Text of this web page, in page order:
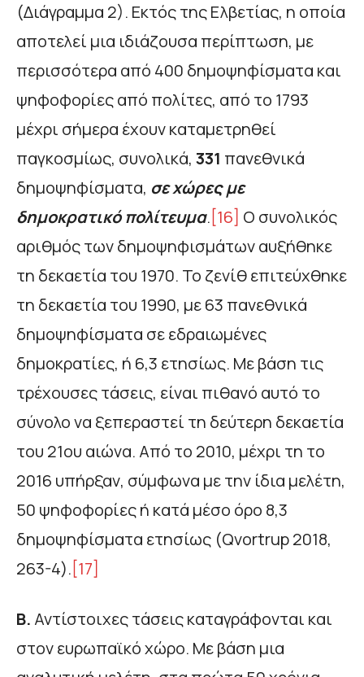
(Διάγραμμα 2). Εκτός της Ελβετίας, η οποία
αποτελεί μια ιδιάζουσα περίπτωση, με
περισσότερα από 400 δημοψηφίσματα και
ψηφοφορίες από πολίτες, από το 1793
μέχρι σήμερα έχουν καταμετρηθεί
παγκοσμίως, συνολικά, 331 πανεθνικά
δημοψηφίσματα, σε χώρες με
δημοκρατικό πολίτευμα. [16] Ο συνολικός
αριθμός των δημοψηφισμάτων αυξήθηκε
τη δεκαετία του 1970. Το ζενίθ επιτεύχθηκε
τη δεκαετία του 1990, με 63 πανεθνικά
δημοψηφίσματα σε εδραιωμένες
δημοκρατίες, ή 6,3 ετησίως. Με βάση τις
τρέχουσες τάσεις, είναι πιθανό αυτό το
σύνολο να ξεπεραστεί τη δεύτερη δεκαετία
του 21ου αιώνα. Από το 2010, μέχρι τη το
2016 υπήρξαν, σύμφωνα με την ίδια μελέτη,
50 ψηφοφορίες ή κατά μέσο όρο 8,3
δημοψηφίσματα ετησίως (Qvortrup 2018,
263-4). [17]
Β. Αντίστοιχες τάσεις καταγράφονται και
στον ευρωπαϊκό χώρο. Με βάση μια